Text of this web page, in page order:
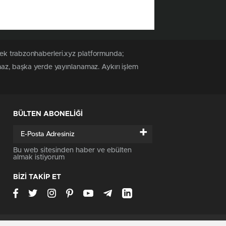
trabzonhaberleri.xyz platformunda;
başka yerde yayınlanamaz. Aykırı işlem
BÜLTEN ABONELİĞİ
+
Bu web sitesinden haber ve ebülten
almak istiyorum
BİZİ TAKİP ET